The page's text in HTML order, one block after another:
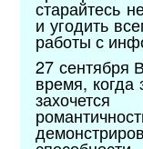
старайтесь
и угодить
работы с
27 сентября
время, когда